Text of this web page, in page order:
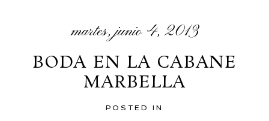
martes, junio 4, 2013
BODA EN LA CABANE
MARBELLA
POSTED IN